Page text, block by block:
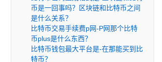
币是一回事吗？区块链和比特币之间
是什么关系？
比特币交易手续费p网-P网那个比特
币plus是什么东西？
比特币钱包最大平台是-在那能买到比
特币？